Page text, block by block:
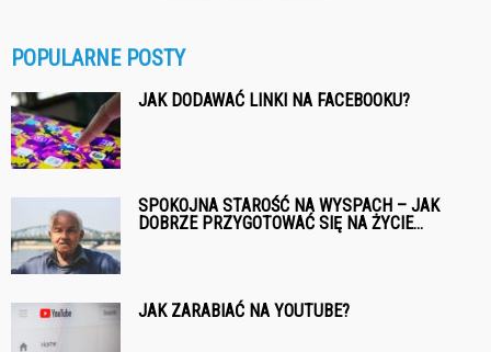
POPULARNE POSTY
JAK DODAWAĆ LINKI NA FACEBOOKU?
SPOKOJNA STAROŚĆ NA WYSPACH – JAK
DOBRZE PRZYGOTOWAĆ SIĘ NA ŻYCIE...
JAK ZARABIAĆ NA YOUTUBE?